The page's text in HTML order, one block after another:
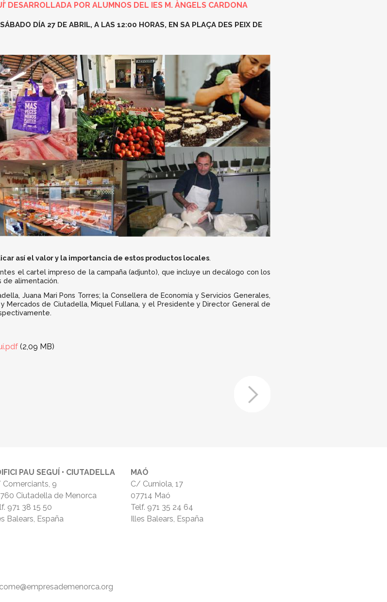
DESARROLLADA POR ALUMNOS DEL IES M. ÀNGELS CARDONA
DÍA 27 DE ABRIL, A LAS 12:00 HORAS, EN SA PLAÇA DES PEIX DE
así el valor y la importancia de estos productos locales.
el cartel impreso de la campaña (adjunto), que incluye un decálogo con los
de alimentación.
Juana Mari Pons Torres; la Consellera de Economía y Servicios Generales,
Mercados de Ciutadella, Miquel Fullana, y el Presidente y Director General de
(2,09 MB)
PAU SEGUÍ • CIUTADELLA
Comerciants, 9
Ciutadella de Menorca
971 38 15 50
Balears, España
MAÓ
C/ Curniola, 17
07714 Maó
Telf. 971 35 24 64
Illes Balears, España